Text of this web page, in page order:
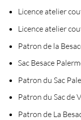
Licence atelier
Licence atelier
Patron de la
Sac Besace
Patron du Sac
Patron du Sac de
Patron de La